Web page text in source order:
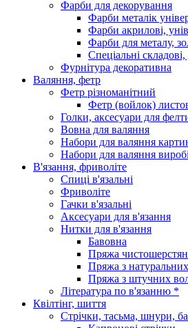
Фарби для декорування
Фарби металік
Фарби акрилові,
Фарби для металу,
Спеціальні
Фурнітура декоративна
Валяння, фетр
Фетр різноманітний
Фетр (войлок)
Голки, аксесуари для
Вовна для валяння
Набори для валяння
Набори для валяння
В'язання, фриволіте
Спиці в'язальні
Фриволіте
Гачки в'язальні
Аксесуари для в'язання
Нитки для в'язання
Бавовна
Пряжа
Пряжа з
Пряжа з штучних
Література по в'язанню *
Квілтінг, шиття
Стрічки, тасьма, шнури,